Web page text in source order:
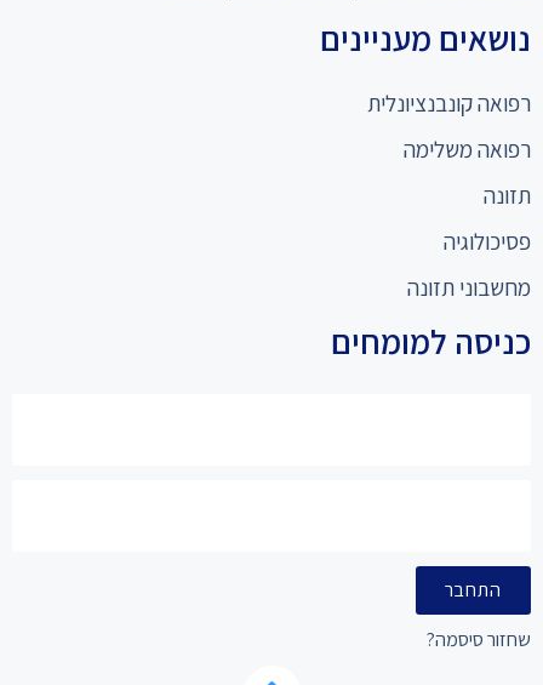
נושאים מעניינים
רפואה קונבנציונלית
רפואה משלימה
תזונה
פסיכולוגיה
מחשבוני תזונה
כניסה למומחים
התחבר
שחזור סיסמה?